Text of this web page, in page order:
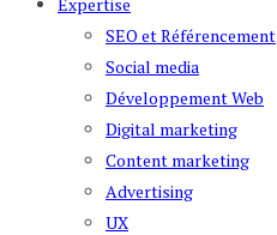
SEO et Référencement
Social media
Développement Web
Digital marketing
Content marketing
Advertising
UX